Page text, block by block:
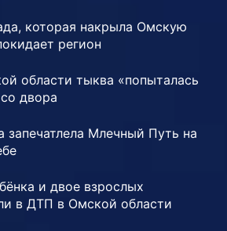
которая накрыла Омскую
регион
области тыква «попыталась
двора
запечатлела Млечный Путь на
и двое взрослых
в ДТП в Омской области